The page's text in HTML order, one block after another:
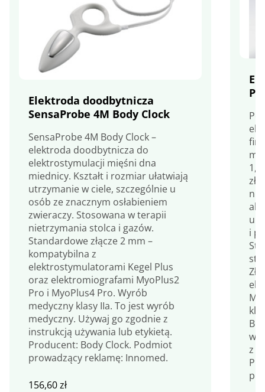
Elektroda doodbytnicza
SensaProbe 4M Body Clock
SensaProbe 4M Body Clock –
elektroda doodbytnicza do
elektrostymulacji mięśni dna
miednicy. Kształt i rozmiar ułatwiają
utrzymanie w ciele, szczególnie u
osób ze znacznym osłabieniem
zwieraczy. Stosowana w terapii
nietrzymania stolca i gazów.
Standardowe złącze 2 mm –
kompatybilna z
elektrostymulatorami Kegel Plus
oraz elektromiografami MyoPlus2
Pro i MyoPlus4 Pro. Wyrób
medyczny klasy IIa. To jest wyrób
medyczny. Używaj go zgodnie z
instrukcją używania lub etykietą.
Producent: Body Clock. Podmiot
prowadzący reklamę: Innomed.
156,60zł
i
z